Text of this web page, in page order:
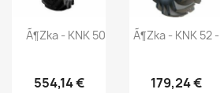
Ã¶zka - KNK 50 - 16.9-30 144A6
554,14 €
Ã¶zka - KNK 52
179,24 €